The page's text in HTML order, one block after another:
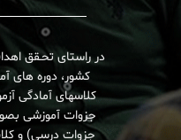
در راستای تحـقق
کشور، دوره های
کلاسهای آمادگی
جزوات آموزشی
جزوات درسی) و